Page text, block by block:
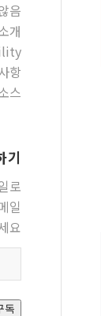
음
개
항
스
기
로
일
요
우편
주소
독